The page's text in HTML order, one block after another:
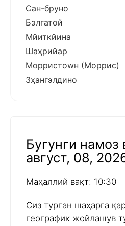
Сан-бруно
Бэлгатой
Мйиткйина
Шаҳрийар
Морристоwн (Моррис)
Зҳангэлдино
Бугунги намоз
август, 08,
Маҳаллий вақт: 10:30
Сиз турган шаҳарга
географик жойлашув